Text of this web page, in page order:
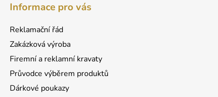
Informace pro vás
Reklamační řád
Zakázková výroba
Firemní a reklamní kravaty
Průvodce výběrem produktů
Dárkové poukazy